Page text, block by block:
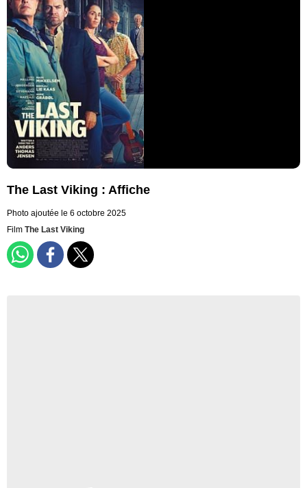
The Last Viking : Affiche
Photo ajoutée le 6 octobre 2025
Film The Last Viking